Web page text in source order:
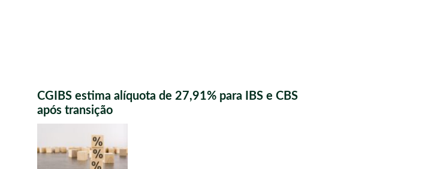
CGIBS estima alíquota de 27,91% para IBS e CBS
após transição